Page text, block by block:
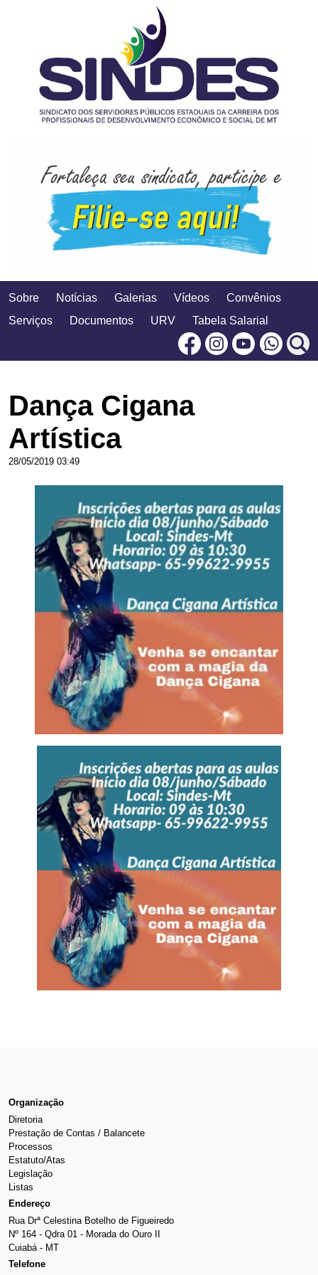
Sobre Notícias Galerias Vídeos
Convênios
Serviços
Documentos URV
Tabela Salarial
FacebookInstagram
Dança Cigana
Artística
28/05/2019 03:49
Organização
Diretoria
Prestação de Contas / Balancete
Processos
Estatuto/Atas
Legislação
Listas
Endereço
Rua Drª Celestina Botelho de Figueiredo
Nº 164 - Qdra 01 - Morada do Ouro II
Cuiabá - MT
Telefone